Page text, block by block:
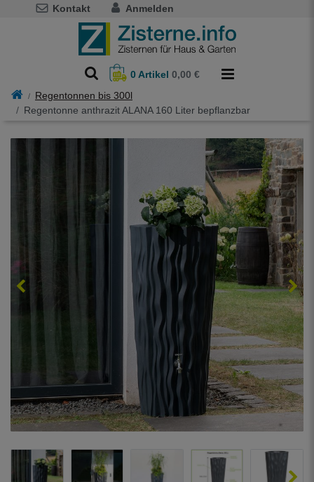
Kontakt Anmelden
0Artikel 0,00 €
Regentonnen bis 300l
Regentonne anthrazit ALANA 160 Liter bepflanzbar